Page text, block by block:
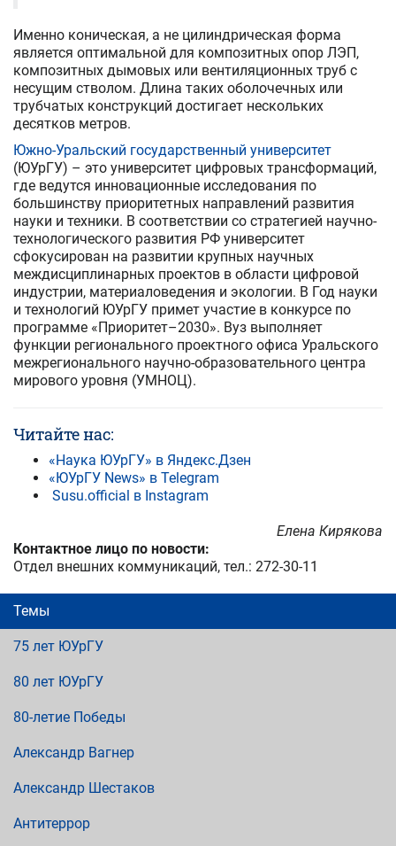
Именно коническая, а не цилиндрическая форма
является оптимальной для композитных опор ЛЭП,
композитных дымовых или вентиляционных труб с
несущим стволом. Длина таких оболочечных или
трубчатых конструкций достигает нескольких
десятков метров.
Южно-Уральский государственный университет
(ЮУрГУ) – это университет цифровых трансформаций,
где ведутся инновационные исследования по
большинству приоритетных направлений развития
науки и техники. В соответствии со стратегией научно-
технологического развития РФ университет
сфокусирован на развитии крупных научных
междисциплинарных проектов в области цифровой
индустрии, материаловедения и экологии. В Год науки
и технологий ЮУрГУ примет участие в конкурсе по
программе «Приоритет–2030». Вуз выполняет
функции регионального проектного офиса Уральского
межрегионального научно-образовательного центра
мирового уровня (УМНОЦ).
Читайте нас:
«Наука ЮУрГУ» в Яндекс.Дзен
«ЮУрГУ News» в Telegram
Susu.official в Instagram
Елена Кирякова
Контактное лицо по новости:
Отдел внешних коммуникаций, тел.: 272-30-11
Темы
75 лет ЮУрГУ
80 лет ЮУрГУ
80-летие Победы
Александр Вагнер
Александр Шестаков
Антитеррор